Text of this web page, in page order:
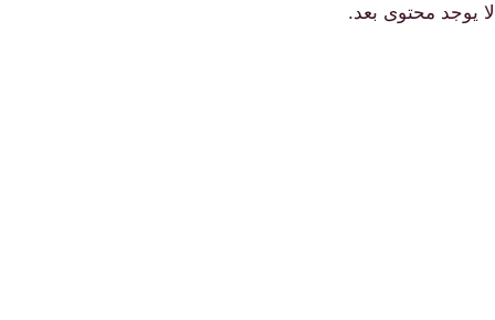
لا يوجد محتوى بعد.